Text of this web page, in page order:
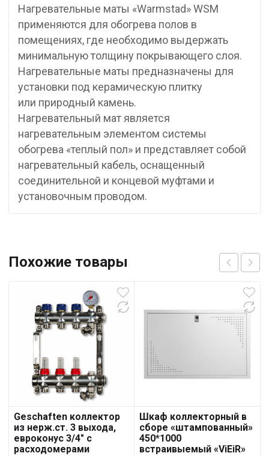
Нагревательные маты «Warmstad» WSM
применяются для обогрева полов в
помещениях, где необходимо выдержать
минимальную толщину покрывающего слоя.
Нагревательные маты предназначены для
установки под керамическую плитку
или природный камень.
Нагревательный мат является
нагревательным элементом системы
обогрева «теплый пол» и представляет собой
нагревательный кабель, оснащенный
соединительной и концевой муфтами и
установочным проводом.
Похожие товары
Geschaften коллектор
из нерж.ст. 3 выхода,
евроконус 3/4″ с
расходомерами
Шкаф коллекторный в
сборе «штампованный»
450*1000
встраивыемый «ViEiR»